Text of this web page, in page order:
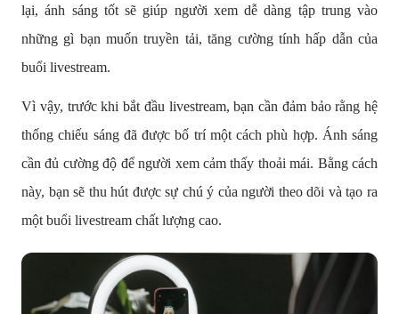
lại, ánh sáng tốt sẽ giúp người xem dễ dàng tập trung vào
những gì bạn muốn truyền tải, tăng cường tính hấp dẫn của
buổi livestream.
Vì vậy, trước khi bắt đầu livestream, bạn cần đảm bảo rằng hệ
thống chiếu sáng đã được bố trí một cách phù hợp. Ánh sáng
cần đủ cường độ để người xem cảm thấy thoải mái. Bằng cách
này, bạn sẽ thu hút được sự chú ý của người theo dõi và tạo ra
một buổi livestream chất lượng cao.